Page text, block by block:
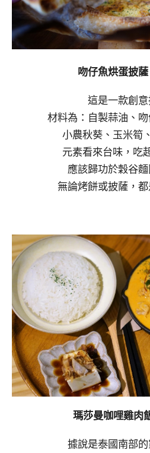
吻仔魚烘蛋披
這是一款創意
材料為：自製蒜油、吻
小農秋葵、玉米筍
元素看來台味，吃
應該歸功於穀谷麵
無論烤餅或披薩，都
瑪莎曼咖哩雞肉
據說是泰國南部的